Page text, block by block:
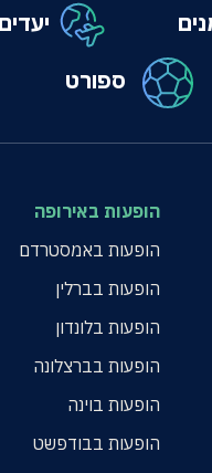
יעדים
ספורט
הופעות באירופה
הופעות באמסטרדם
הופעות בברלין
הופעות בלונדון
הופעות בברצלונה
הופעות בוינה
הופעות בבודפשט